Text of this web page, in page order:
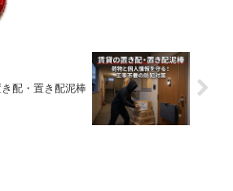
配・置き配泥棒